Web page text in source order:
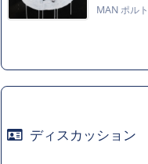
MAN ポル
ディスカッション